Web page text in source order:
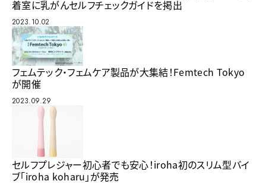
着室に乳がんセルフチェックガイドを掲出
2023.10.02
フェムテック・フェムケア製品が大集結！Femtech Tokyo
が開催
2023.09.29
セルフプレジャー初心者でも安心！iroha初のスリム型バイ
ブ「iroha koharu」が発売